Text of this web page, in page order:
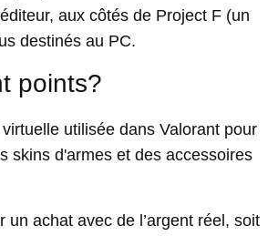
aux côtés de Project F (un
destinés au PC.
points?
utilisée dans Valorant pour
skins d'armes et des accessoires
achat avec de l’argent réel, soit